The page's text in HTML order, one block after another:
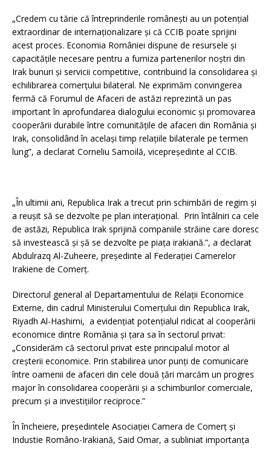
„Credem cu tărie că întreprinderile românești au un potențial
extraordinar de internaționalizare și că CCIB poate sprijini
acest proces. Economia României dispune de resursele și
capacitățile necesare pentru a furniza partenerilor noștri din
Irak bunuri și servicii competitive, contribuind la consolidarea și
echilibrarea comerțului bilateral. Ne exprimăm convingerea
fermă că Forumul de Afaceri de astăzi reprezintă un pas
important în aprofundarea dialogului economic și promovarea
cooperării durabile între comunitățile de afaceri din România și
Irak, consolidând în același timp relațiile bilaterale pe termen
lung”, a declarat Corneliu Samoilă, vicepreședinte al CCIB.
„În ultimii ani, Republica Irak a trecut prin schimbări de regim și
a reușit să se dezvolte pe plan interațional. Prin întâlniri ca cele
de astăzi, Republica Irak sprijină companiile străine care doresc
să investească și șă se dezvolte pe piața irakiană.”, a declarat
Abdulrazq Al-Zuheere, președinte al Federației Camerelor
Irakiene de Comerț.
Directorul general al Departamentului de Relații Economice
Externe, din cadrul Ministerului Comerțului din Republica Irak,
Riyadh Al-Hashimi, a evidențiat potențialul ridicat al cooperării
economice dintre România și țara sa în sectorul privat:
„Considerăm că sectorul privat este principalul motor al
creșterii economice. Prin stabilirea unor punți de comunicare
între oamenii de afaceri din cele două țări marcăm un progres
major în consolidarea cooperării și a schimburilor comerciale,
precum și a investițiilor reciproce.”
În încheiere, președintele Asociației Camera de Comerț și
Industie Româno-Irakiană, Said Omar, a subliniat importanța